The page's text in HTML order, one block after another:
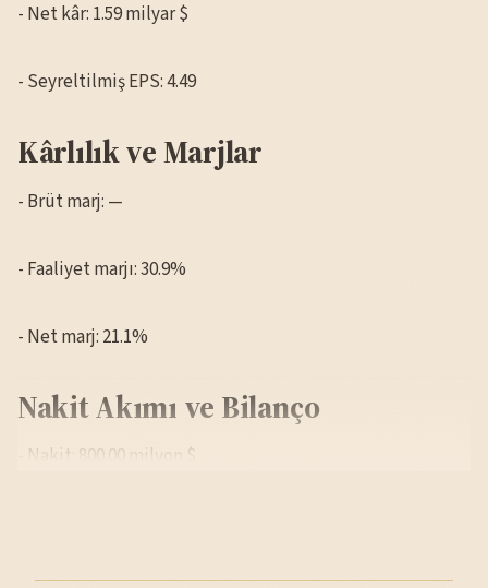
- Net kâr: 1.59 milyar $
- Seyreltilmiş EPS: 4.49
Kârlılık ve Marjlar
- Brüt marj: —
- Faaliyet marjı: 30.9%
- Net marj: 21.1%
Nakit Akımı ve Bilanço
- Nakit: 800.00 milyon $